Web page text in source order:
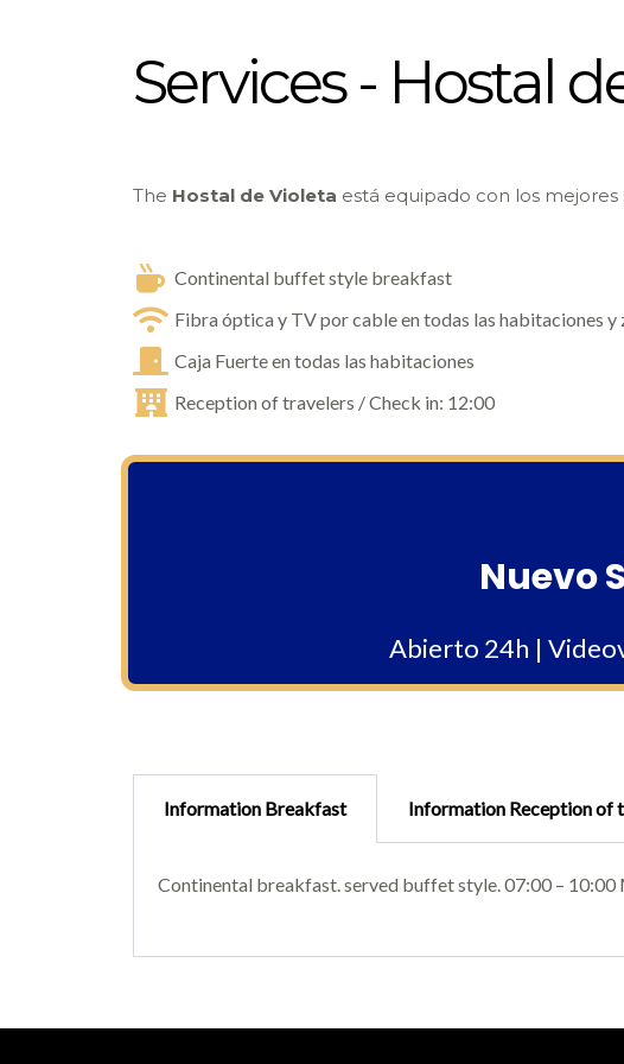
Services - Hostal
The Hostal de Violeta está equipado con los
Continental buffet style breakfast
Fibra óptica y TV por cable en todas las habitaciones y
Caja Fuerte en todas las habitaciones
Reception of travelers / Check in: 12:00
Nuevo
Abierto 24h |
Information Breakfast Information Reception of
Continental breakfast. served buffet style. 07:00 – 10:00